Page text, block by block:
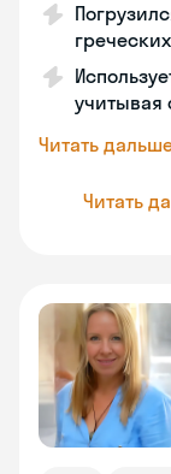
учитывая
Читать
Читать